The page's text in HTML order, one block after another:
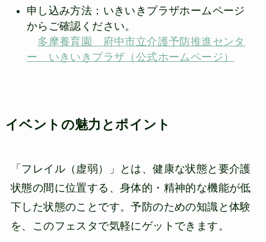
申し込み方法：いきいきプラザホームページ
からご確認ください。
多摩養育園 府中市立介護予防推進センタ
ー いきいきプラザ（公式ホームページ）
イベントの魅力とポイント
「フレイル（虚弱）」とは、健康な状態と要介護
状態の間に位置する、身体的・精神的な機能が低
下した状態のことです。予防のための知識と体験
を、このフェスタで気軽にゲットできます。